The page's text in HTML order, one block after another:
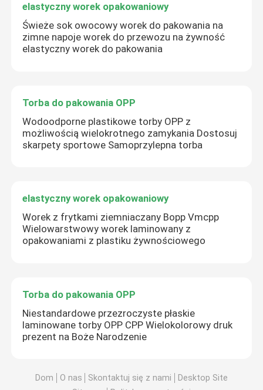
elastyczny worek opakowaniowy
Świeże sok owocowy worek do pakowania na
zimne napoje worek do przewozu na żywność
elastyczny worek do pakowania
Torba do pakowania OPP
Wodoodporne plastikowe torby OPP z
możliwością wielokrotnego zamykania Dostosuj
skarpety sportowe Samoprzylepna torba
elastyczny worek opakowaniowy
Worek z frytkami ziemniaczany Bopp Vmcpp
Wielowarstwowy worek laminowany z
opakowaniami z plastiku żywnościowego
Torba do pakowania OPP
Niestandardowe przezroczyste płaskie
laminowane torby OPP CPP Wielokolorowy druk
prezent na Boże Narodzenie
Dom O nas Skontaktuj się z nami
Desktop Site